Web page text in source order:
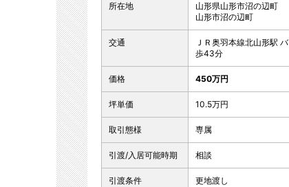
所在地
山形県山形市沼の辺町
山形市沼の辺町
交通
ＪＲ奥羽本線北山形駅
歩43分
価格 450万円
坪単価 10.5万円
取引態様 専属
引渡/入居可能時期 相談
引渡条件 更地渡し